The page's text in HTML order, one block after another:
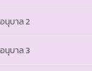
อนุบาล 2
อนุบาล 3